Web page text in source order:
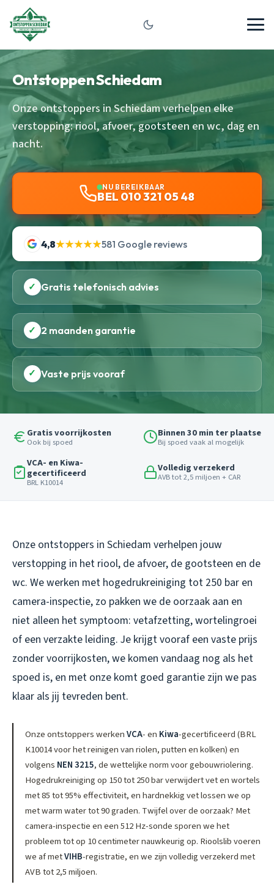
Ontstoppen Schiedam
Onze ontstoppers in Schiedam verhelpen elke
verstopping: riool, afvoer, gootsteen en wc, dag en
nacht.
NU BEREIKBAAR
BEL 010 321 05 48
4,8★★★★★581 Google reviews
✓ Gratis telefonisch advies
✓ 2 maanden garantie
✓ Vaste prijs vooraf
Gratis voorrijkosten
Ook bij spoed
Binnen 30 min ter plaatse
Bij spoed vaak al mogelijk
VCA- en Kiwa-
gecertificeerd
BRL K10014
Volledig verzekerd
AVB tot 2,5 miljoen + CAR
Onze ontstoppers in Schiedam verhelpen jouw
verstopping in het riool, de afvoer, de gootsteen en de
wc. We werken met hogedrukreiniging tot 250 bar en
camera-inspectie, zo pakken we de oorzaak aan en
niet alleen het symptoom: vetafzetting, wortelingroei
of een verzakte leiding. Je krijgt vooraf een vaste prijs
zonder voorrijkosten, we komen vandaag nog als het
spoed is, en met onze komt goed garantie zijn we pas
klaar als jij tevreden bent.
Onze ontstoppers werkenVCA- en Kiwa-gecertificeerd (BRL
K10014 voor het reinigen van riolen, putten en kolken) en
volgens NEN 3215, de wettelijke norm voor gebouwriolering.
Hogedrukreiniging op 150 tot 250 bar verwijdert vet en wortels
met 85 tot 95% effectiviteit, en hardnekkig vet lossen we op
met warm water tot 90 graden. Twijfel over de oorzaak? Met
camera-inspectie en een 512 Hz-sonde sporen we het
probleem tot op 10 centimeter nauwkeurig op. Rioolslib voeren
we af metVIHB-registratie, en we zijn volledig verzekerd met
AVB tot 2,5 miljoen.